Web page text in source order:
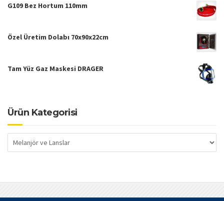
G109 Bez Hortum 110mm
Özel Üretim Dolabı 70x90x22cm
Tam Yüz Gaz Maskesi DRAGER
Ürün Kategorisi